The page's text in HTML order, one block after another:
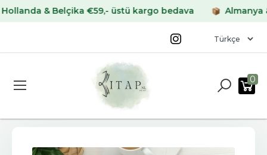
& Belçika €59,- üstü kargo bedava Almanya &
0